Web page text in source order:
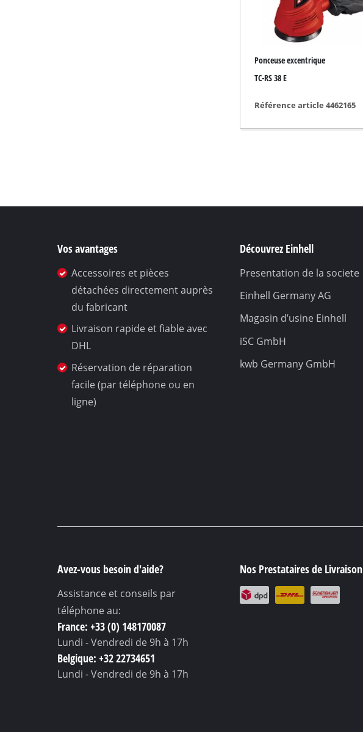
Ponceuse excentrique
TC-RS 38 E
Référence article 4462165
Vos avantages
Accessoires et pièces
détachées directement auprès
du fabricant
Livraison rapide et fiable avec
DHL
Réservation de réparation
facile (par téléphone ou en
ligne)
Découvrez Einhell
Presentation de la societe
Einhell Germany AG
Magasin d’usine Einhell
iSC GmbH
kwb Germany GmbH
Avez-vous besoin d'aide?
Assistance et conseils par
téléphone au:
France: +33 (0) 148170087
Lundi - Vendredi de 9h à 17h
Belgique: +32 22734651
Lundi - Vendredi de 9h à 17h
Nos Prestataires de Livraison